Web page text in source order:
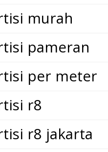
murah
pameran
per meter
r8
r8 jakarta